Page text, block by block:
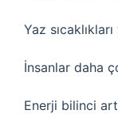
Yaz
İnsanlar daha
Enerji bilinci